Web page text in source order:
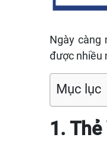
Ngày càng
được nhiều
Mục lục
1.